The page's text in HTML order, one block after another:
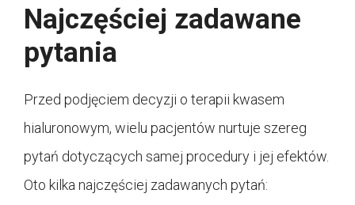
Najczęściej zadawane
pytania
Przed podjęciem decyzji o terapii kwasem
hialuronowym, wielu pacjentów nurtuje szereg
pytań dotyczących samej procedury i jej efektów.
Oto kilka najczęściej zadawanych pytań: